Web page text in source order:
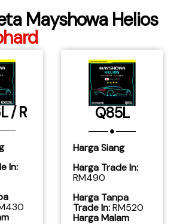
Mayshowa Helios
/ R
In:
Q85L
Harga Siang
Harga Trade In:
RM490
Harga Tanpa
Trade In:RM520
Harga Malam